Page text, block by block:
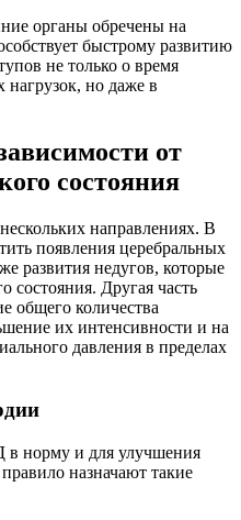
органы обречены на
быстрому развитию
не только о время
но даже в
от
состояния
направлениях. В
появления церебральных
развития недугов, которые
состояния. Другая часть
общего количества
их интенсивности и на
давления в пределах
в норму и для улучшения
назначают такие